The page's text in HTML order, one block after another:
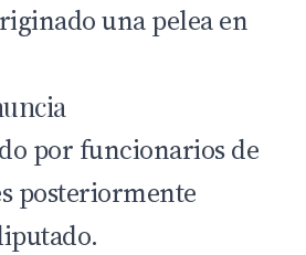
una pelea en
por funcionarios de
posteriormente